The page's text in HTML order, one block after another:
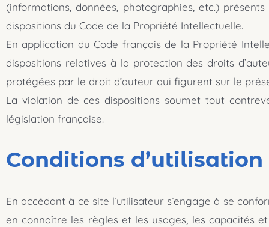
(informations, données, photographies, etc.)
dispositions du Code de la Propriété Intellectuelle.
En application du Code français de la Propriété
dispositions relatives à la protection des droits
protégées par le droit d’auteur qui figurent sur le
La violation de ces dispositions soumet tout
législation française.
Conditions
En accédant à ce site l’utilisateur s’engage à se
en connaître les règles et les usages, les capacités